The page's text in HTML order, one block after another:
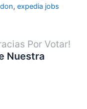
, expedia jobs
Por Votar!
Nuestra